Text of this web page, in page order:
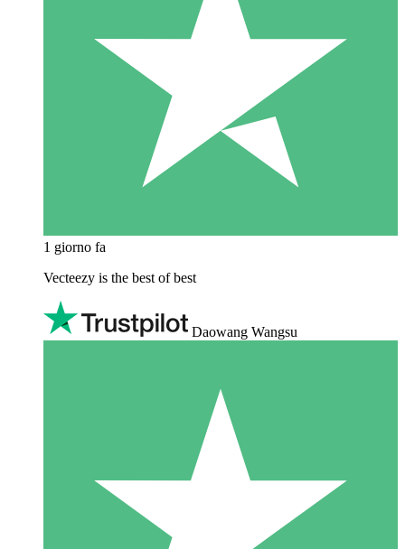
1 giorno fa
Vecteezy is the best of best
Daowang Wangsu